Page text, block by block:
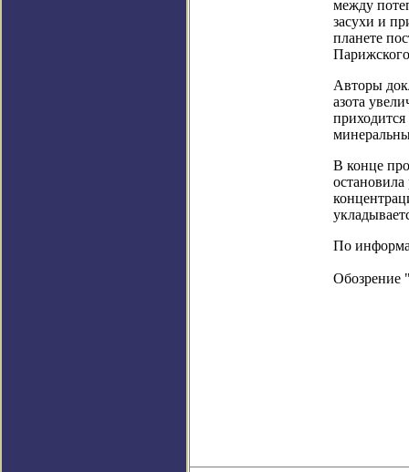
между
засухи и
планете
Авторы
азота
приходится
В конце
По
Обозрение